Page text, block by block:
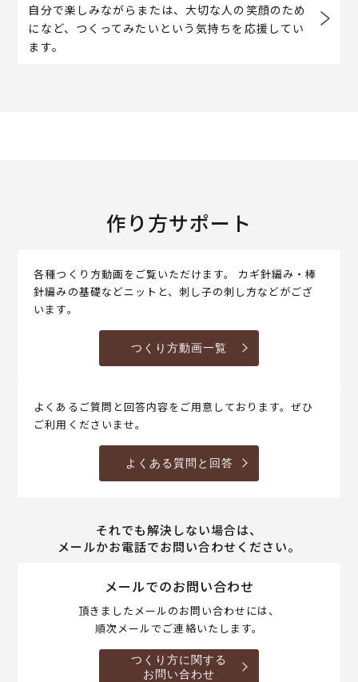
自分で楽しみながらまたは、大切な人の笑顔のため
になど、つくってみたいという気持ちを応援してい
ます。
作り方サポート
各種つくり方動画をご覧いただけます。 カギ針編み・棒
針編みの基礎などニットと、刺し子の刺し方などがござ
います。
つくり方動画一覧
よくあるご質問と回答内容をご用意しております。ぜひ
ご利用くださいませ。
よくある質問と回答
それでも解決しない場合は、
メールかお電話でお問い合わせください。
メールでのお問い合わせ
頂きましたメールのお問い合わせには、
順次メールでご連絡いたします。
つくり方に関する
お問い合わせ